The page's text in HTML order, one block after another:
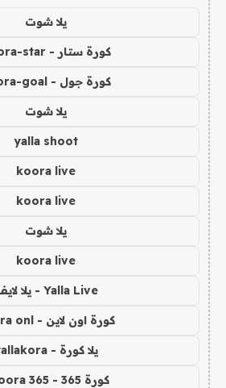
يلا شوت
كورة ستار - koora-star
كورة جول - koora-goal
يلا شوت
yalla shoot
koora live
koora live
يلا شوت
koora live
Yalla Live - يلا لايف
كورة اون لاين - koora onl
يلا كورة - yallakora
كورة 365 - kooora 365